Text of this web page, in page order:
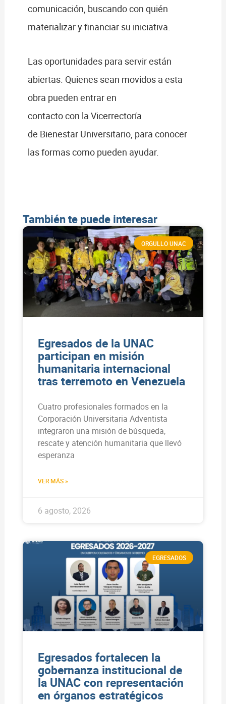
comunicación, buscando con quién
materializar y financiar su iniciativa.
Las oportunidades para servir están
abiertas. Quienes sean movidos a esta
obra pueden entrar en
contacto con la Vicerrectoría
de Bienestar Universitario, para conocer
las formas como pueden ayudar.
También te puede interesar
ORGULLO UNAC
Egresados de la UNAC
participan en misión
humanitaria internacional
tras terremoto en Venezuela
Cuatro profesionales formados en la
Corporación Universitaria Adventista
integraron una misión de búsqueda,
rescate y atención humanitaria que llevó
esperanza
VER MÁS »
6 agosto, 2026
EGRESADOS
Egresados fortalecen la
gobernanza institucional de
la UNAC con representación
en órganos estratégicos